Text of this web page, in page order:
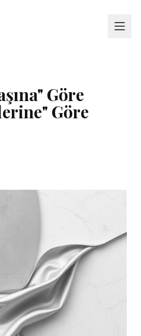
Göre
Göre